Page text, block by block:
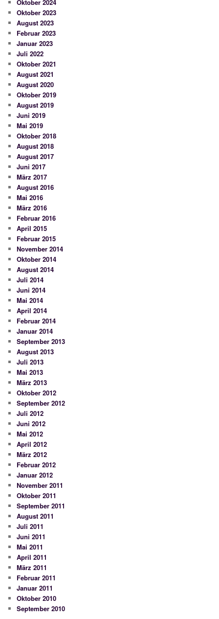
Oktober 2024
Oktober 2023
August 2023
Februar 2023
Januar 2023
Juli 2022
Oktober 2021
August 2021
August 2020
Oktober 2019
August 2019
Juni 2019
Mai 2019
Oktober 2018
August 2018
August 2017
Juni 2017
März 2017
August 2016
Mai 2016
März 2016
Februar 2016
April 2015
Februar 2015
November 2014
Oktober 2014
August 2014
Juli 2014
Juni 2014
Mai 2014
April 2014
Februar 2014
Januar 2014
September 2013
August 2013
Juli 2013
Mai 2013
März 2013
Oktober 2012
September 2012
Juli 2012
Juni 2012
Mai 2012
April 2012
März 2012
Februar 2012
Januar 2012
November 2011
Oktober 2011
September 2011
August 2011
Juli 2011
Juni 2011
Mai 2011
April 2011
März 2011
Februar 2011
Januar 2011
Oktober 2010
September 2010